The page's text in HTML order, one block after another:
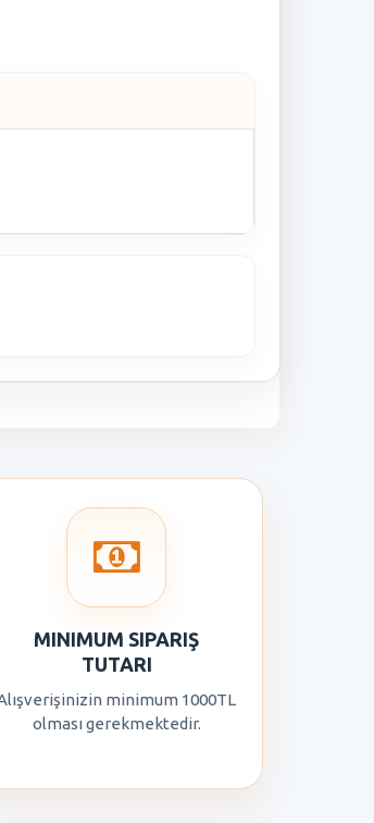
MINIMUM SIPARIŞ
TUTARI
minimum 1000TL
olması gerekmektedir.